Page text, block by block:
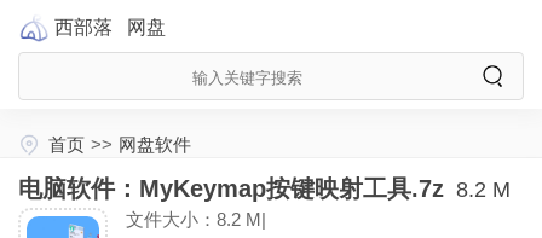
西部落 网盘
首页 >> 网盘软件
电脑软件：MyKeymap按键映射工具.7z 8.2 M
文件大小：8.2 M|